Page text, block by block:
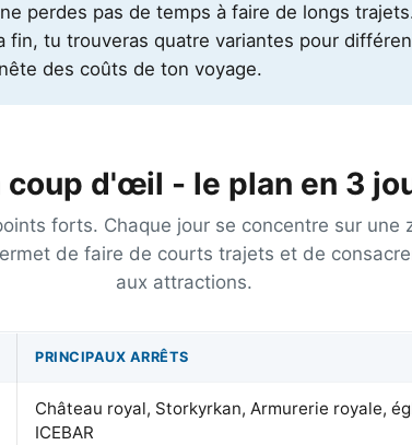
perdes pas de temps à faire de longs
tu trouveras quatre variantes pour
des coûts de ton voyage.
coup d'œil - le plan en 3
forts. Chaque jour se concentre sur une
de faire de courts trajets et de
aux attractions.
PRINCIPAUX ARRÊTS
Château royal, Storkyrkan, Armurerie royale,
ICEBAR